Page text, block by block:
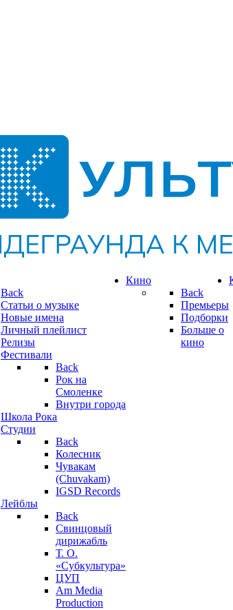
Back
Статьи о музыке
Новые имена
Личный плейлист
Релизы
Фестивали
Back
Рок на
Смоленке
Внутри города
Школа Рока
Студии
Back
Колесник
Чувакам
(Chuvakam)
IGSD Records
Лейблы
Back
Свинцовый
дирижабль
Т. О.
«Субкультура»
ЦУП
Am Media
Production
Кино
Back
Премьеры
Подборки
Больше о
кино